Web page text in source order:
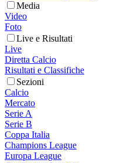
Media
Video
Foto
Live e Risultati
Live
Diretta Calcio
Risultati e Classifiche
Sezioni
Calcio
Mercato
Serie A
Serie B
Coppa Italia
Champions League
Europa League